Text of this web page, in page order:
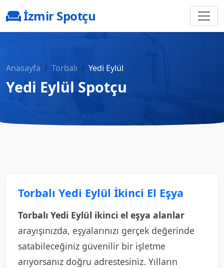
İzmir Spotçu
Anasayfa Torbalı Yedi Eylül
Yedi Eylül Spotçu
Torbalı Yedi Eylül İkinci El Eşya
Torbalı Yedi Eylül ikinci el eşya alanlar
arayışınızda, eşyalarınızı gerçek değerinde
satabileceğiniz güvenilir bir işletme
arıyorsanız doğru adrestesiniz. Yılların